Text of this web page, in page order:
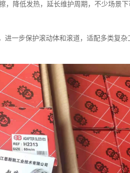
，降低发热，延长维护周期，不少场景
一步保护滚动体和滚道，适配多类复